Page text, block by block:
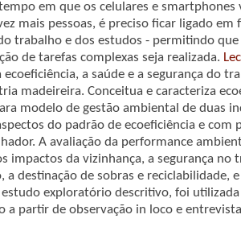
em que os celulares e smartphones
mais pessoas, é preciso ficar ligado
trabalho e dos estudos - permitindo
de tarefas complexas seja realizada.
ecoeficiência, a saúde e a segurança do
madeireira. Conceitua e caracteriza
modelo de gestão ambiental de duas
do padrão de ecoeficiência e com
A avaliação da performance
impactos da vizinhança, a segurança no
a destinação de sobras e reciclabilidade,
exploratório descritivo, foi
a partir de observação in loco e